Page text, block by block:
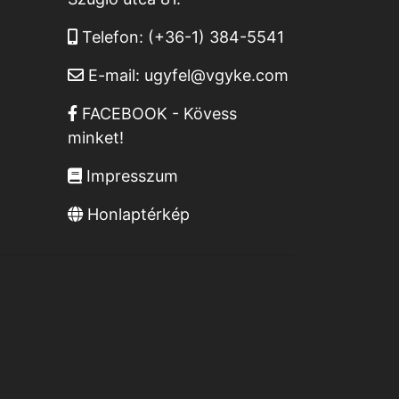
Telefon: (+36-1) 384-5541
E-mail: ugyfel@vgyke.com
FACEBOOK - Kövess
minket!
Impresszum
Honlaptérkép